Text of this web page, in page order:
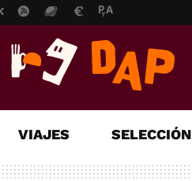
VIAJES SELECCIÓN